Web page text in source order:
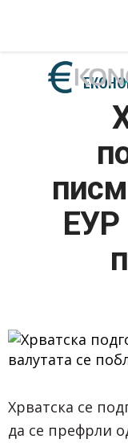
АКТУЕЛНО
ЖИВОТ
ЕУР
Хрватска се
да се префрли